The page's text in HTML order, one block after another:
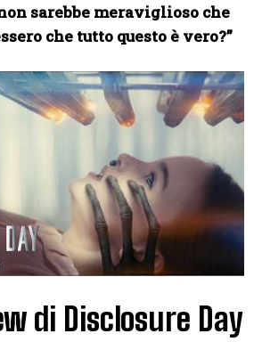
sarebbe meraviglioso che
che tutto questo è vero?”
di Disclosure Day